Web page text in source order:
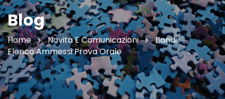
Blog
Home Novità E Comunicazioni
Bandi
Elenco Ammessi Prova Orale